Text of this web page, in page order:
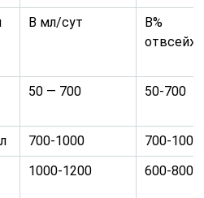
В мл/сут
В%
50 — 700 50-700
700-1000
700-1000
1000-1200 600-800